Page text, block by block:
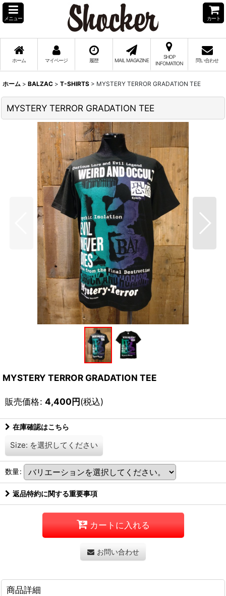
メニュー カート
ホーム マイページ 履歴 MAIL MAGAZINE
SHOP
INFOMATION
問い合わせ
ホーム > BALZAC > T-SHIRTS > MYSTERY TERROR GRADATION TEE
MYSTERY TERROR GRADATION TEE
MYSTERY TERROR GRADATION TEE
販売価格: 4,400円(税込)
在庫確認はこちら
Size: を選択してください
数量:
返品特約に関する重要事項
カートに入れる
お問い合わせ
商品詳細